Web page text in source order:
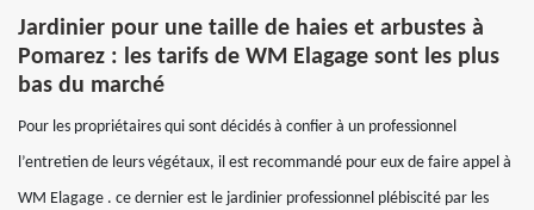
Jardinier pour une taille de haies et arbustes à
Pomarez : les tarifs de WM Elagage sont les plus
bas du marché
Pour les propriétaires qui sont décidés à confier à un professionnel
l’entretien de leurs végétaux, il est recommandé pour eux de faire appel à
WM Elagage . ce dernier est le jardinier professionnel plébiscité par les